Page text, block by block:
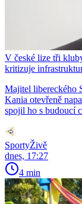
V české lize tři
kritizuje
Majitel libereckého
Kania otevřeně
spojil ho s budoucí
SportyŽivě
dnes, 17:27
4 min